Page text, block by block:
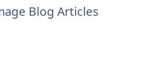
Blog Articles